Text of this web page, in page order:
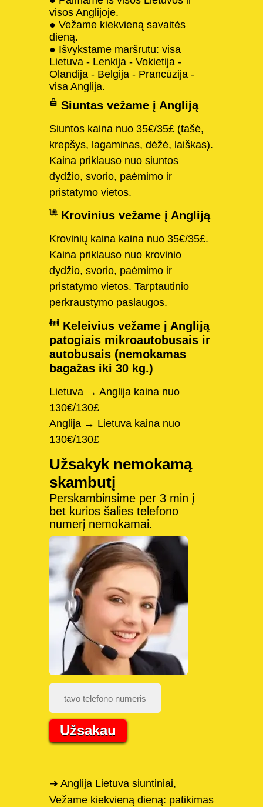
visos Anglijoje.
● Vežame kiekvieną savaitės
dieną.
● Išvykstame maršrutu: visa
Lietuva - Lenkija - Vokietija -
Olandija - Belgija - Prancūzija -
visa Anglija.
Siuntas vežame į Angliją
Siuntos kaina nuo 35€/35£ (tašė,
krepšys, lagaminas, dėžė, laiškas).
Kaina priklauso nuo siuntos
dydžio, svorio, paėmimo ir
pristatymo vietos.
Krovinius vežame į Angliją
Krovinių kaina kaina nuo 35€/35£.
Kaina priklauso nuo krovinio
dydžio, svorio, paėmimo ir
pristatymo vietos. Tarptautinio
perkraustymo paslaugos.
Keleivius vežame į Angliją
patogiais mikroautobusais ir
autobusais (nemokamas
bagažas iki 30 kg.)
Lietuva → Anglija kaina nuo
130€/130£
Anglija → Lietuva kaina nuo
130€/130£
Užsakyk nemokamą
skambutį
Perskambinsime per 3 min į
bet kurios šalies telefono
numerį nemokamai.
Užsakau
➜ Anglija Lietuva siuntiniai,
Vežame kiekvieną dieną: patikimas